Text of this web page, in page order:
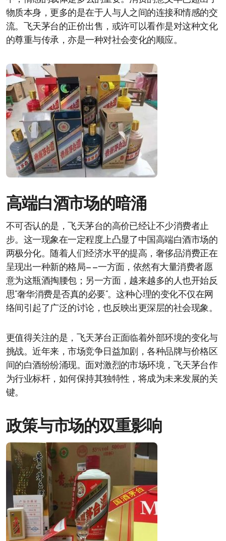
物质本身，更多的是在于人与人之间的连接和情感的交
流。飞天茅台的正价出售，或许可以看作是对这种文化
的尊重与传承，亦是一种对社会变化的顺应。
高端白酒市场的暗涌
不可否认的是，飞天茅台的高价已经让不少消费者止
步。这一现象在一定程度上凸显了中国高端白酒市场的
两极分化。随着人们经济水平的提高，奢侈品消费正在
呈现出一种新的格局——一方面，依然有大量消费者愿
意为这瓶酒掏腰包；另一方面，越来越多的人也开始反
思“奢华消费是否真的必要”。这种心理的变化不仅在网
络间引起了广泛的讨论，也反映出更深层的社会现象。
更值得关注的是，飞天茅台正面临着外部环境的变化与
挑战。近年来，市场竞争日益加剧，各种品牌与价格区
间的白酒纷纷涌现。面对激烈的市场环境，飞天茅台作
为行业标杆，如何保持其独特性，将成为未来发展的关
键。
政策与市场的双重影响